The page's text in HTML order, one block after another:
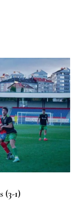
(3-1)